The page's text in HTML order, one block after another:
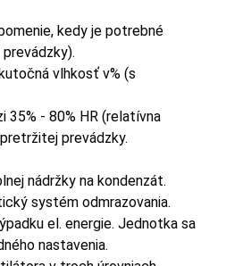
kedy je potrebné
vlhkosť v% (s
35% - 80% HR (relatívna
prevádzky.
nádržky na kondenzát.
systém odmrazovania.
el. energie. Jednotka sa
nastavenia.